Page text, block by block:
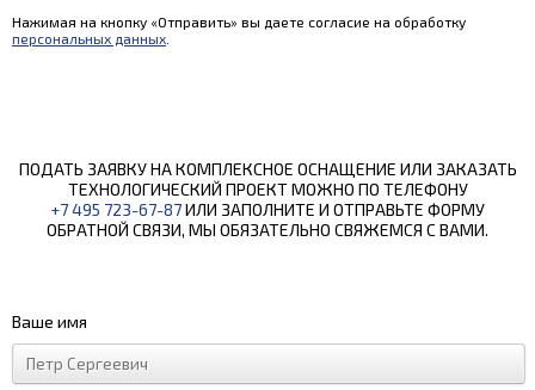
Нажимая на кнопку «Отправить» вы даете согласие на обработку
персональных данных
ПОДАТЬ ЗАЯВКУ НА КОМПЛЕКСНОЕ ОСНАЩЕНИЕ ИЛИ ЗАКАЗАТЬ
ТЕХНОЛОГИЧЕСКИЙ ПРОЕКТ МОЖНО ПО ТЕЛЕФОНУ
+7 495 723-67-87ИЛИ ЗАПОЛНИТЕ И ОТПРАВЬТЕ ФОРМУ
ОБРАТНОЙ СВЯЗИ, МЫ ОБЯЗАТЕЛЬНО СВЯЖЕМСЯ С ВАМИ.
Ваше имя